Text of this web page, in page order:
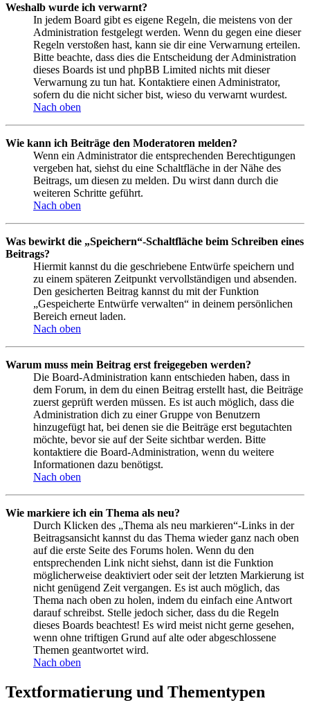
Weshalb wurde ich verwarnt?
In jedem Board gibt es eigene Regeln, die meistens von der
Administration festgelegt werden. Wenn du gegen eine dieser
Regeln verstoßen hast, kann sie dir eine Verwarnung erteilen.
Bitte beachte, dass dies die Entscheidung der Administration
dieses Boards ist und phpBB Limited nichts mit dieser
Verwarnung zu tun hat. Kontaktiere einen Administrator,
sofern du die nicht sicher bist, wieso du verwarnt wurdest.
Nach oben
Wie kann ich Beiträge den Moderatoren melden?
Wenn ein Administrator die entsprechenden Berechtigungen
vergeben hat, siehst du eine Schaltfläche in der Nähe des
Beitrags, um diesen zu melden. Du wirst dann durch die
weiteren Schritte geführt.
Nach oben
Was bewirkt die „Speichern“-Schaltfläche beim Schreiben eines
Beitrags?
Hiermit kannst du die geschriebene Entwürfe speichern und
zu einem späteren Zeitpunkt vervollständigen und absenden.
Den gesicherten Beitrag kannst du mit der Funktion
„Gespeicherte Entwürfe verwalten“ in deinem persönlichen
Bereich erneut laden.
Nach oben
Warum muss mein Beitrag erst freigegeben werden?
Die Board-Administration kann entschieden haben, dass in
dem Forum, in dem du einen Beitrag erstellt hast, die Beiträge
zuerst geprüft werden müssen. Es ist auch möglich, dass die
Administration dich zu einer Gruppe von Benutzern
hinzugefügt hat, bei denen sie die Beiträge erst begutachten
möchte, bevor sie auf der Seite sichtbar werden. Bitte
kontaktiere die Board-Administration, wenn du weitere
Informationen dazu benötigst.
Nach oben
Wie markiere ich ein Thema als neu?
Durch Klicken des „Thema als neu markieren“-Links in der
Beitragsansicht kannst du das Thema wieder ganz nach oben
auf die erste Seite des Forums holen. Wenn du den
entsprechenden Link nicht siehst, dann ist die Funktion
möglicherweise deaktiviert oder seit der letzten Markierung ist
nicht genügend Zeit vergangen. Es ist auch möglich, das
Thema nach oben zu holen, indem du einfach eine Antwort
darauf schreibst. Stelle jedoch sicher, dass du die Regeln
dieses Boards beachtest! Es wird meist nicht gerne gesehen,
wenn ohne triftigen Grund auf alte oder abgeschlossene
Themen geantwortet wird.
Nach oben
Textformatierung und Thementypen